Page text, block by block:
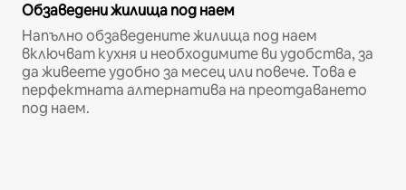
Обзаведени жилища под наем
Напълно обзаведените жилища под наем
включват кухня и необходимите ви удобства, за
да живеете удобно за месец или повече. Това е
перфектната алтернатива на преотдаването
под наем.